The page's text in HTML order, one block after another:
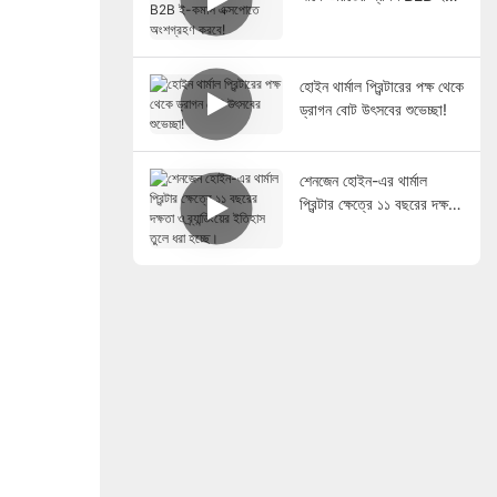
হোইন থার্মাল প্রিন্টারের পক্ষ থেকে
ড্রাগন বোট উৎসবের শুভেচ্ছা!
শেনজেন হোইন-এর থার্মাল
প্রিন্টার ক্ষেত্রে ১১ বছরের দক্ষতা